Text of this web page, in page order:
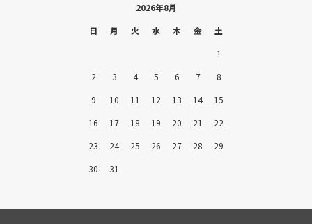
2026年8月
日
月 火 水 木 金
土
1
2
3 4 5 6 7
8
9
10 11 12 13 14
15
16
17 18 19 20 21
22
23
24 25 26 27 28
29
30
31